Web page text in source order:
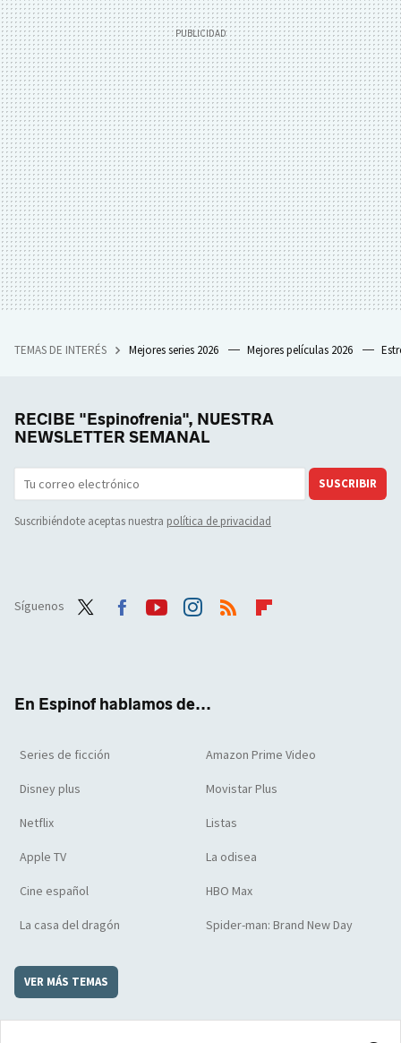
TEMAS DE INTERÉS Mejores series 2026 Mejores películas 2026
RECIBE "Espinofrenia", NUESTRA
NEWSLETTER SEMANAL
SUSCRIBIR
Suscribiéndote aceptas nuestra política de privacidad
Síguenos
En Espinof hablamos de...
Series de ficción Amazon Prime Video
Disney plus Movistar Plus
Netflix Listas
Apple TV La odisea
Cine español HBO Max
La casa del dragón Spider-man: Brand New Day
VER MÁS TEMAS